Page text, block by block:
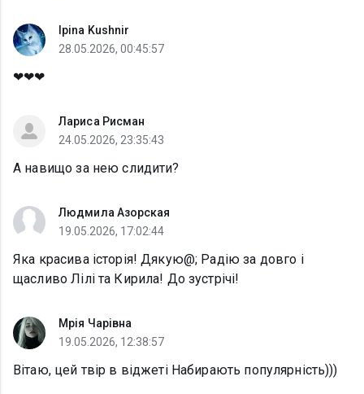
Ipina Kushnir
28.05.2026, 00:45:57
❤❤❤
Лариса Рисман
24.05.2026, 23:35:43
А навищо за нею слидити?
Людмила Азорская
19.05.2026, 17:02:44
Яка красива історія! Дякую@; Радію за довго і
щасливо Лілі та Кирила! До зустрічі!
Мрія Чарівна
19.05.2026, 12:38:57
Вітаю, цей твір в віджеті Набирають популярність)))